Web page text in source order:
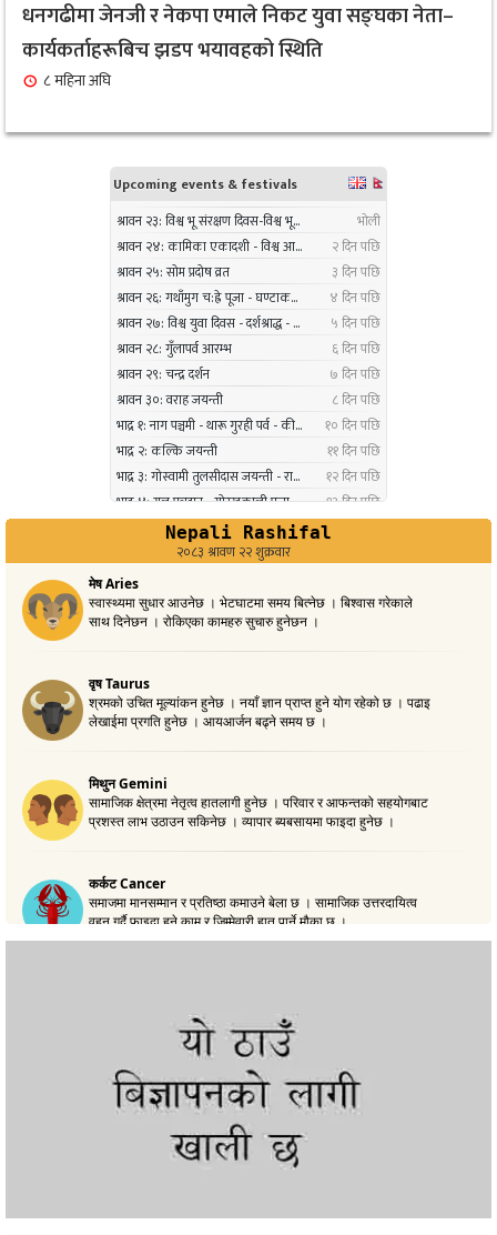
९
सर्लाहीका बिमल साहलाई भारतको मुम्बईमा ‘हार्मोनियम
ट्युनिङ विशेषज्ञ’ पदकबाट सम्मानित
३ महिना अघि
१०
नगरप्रमुख तामाङको अध्यक्षतामा जलवायु उत्थानशील
कार्यढाँचा सम्बन्धी एकदिने क्षमता अभिवृद्धि कार्यक्रम
सम्पन्न
धनगढीमा जेनजी र नेकपा एमाले निकट युवा सङ्घका नेता–
कार्यकर्ताहरूबिच झडप भयावहको स्थिति
८ महिना अघि